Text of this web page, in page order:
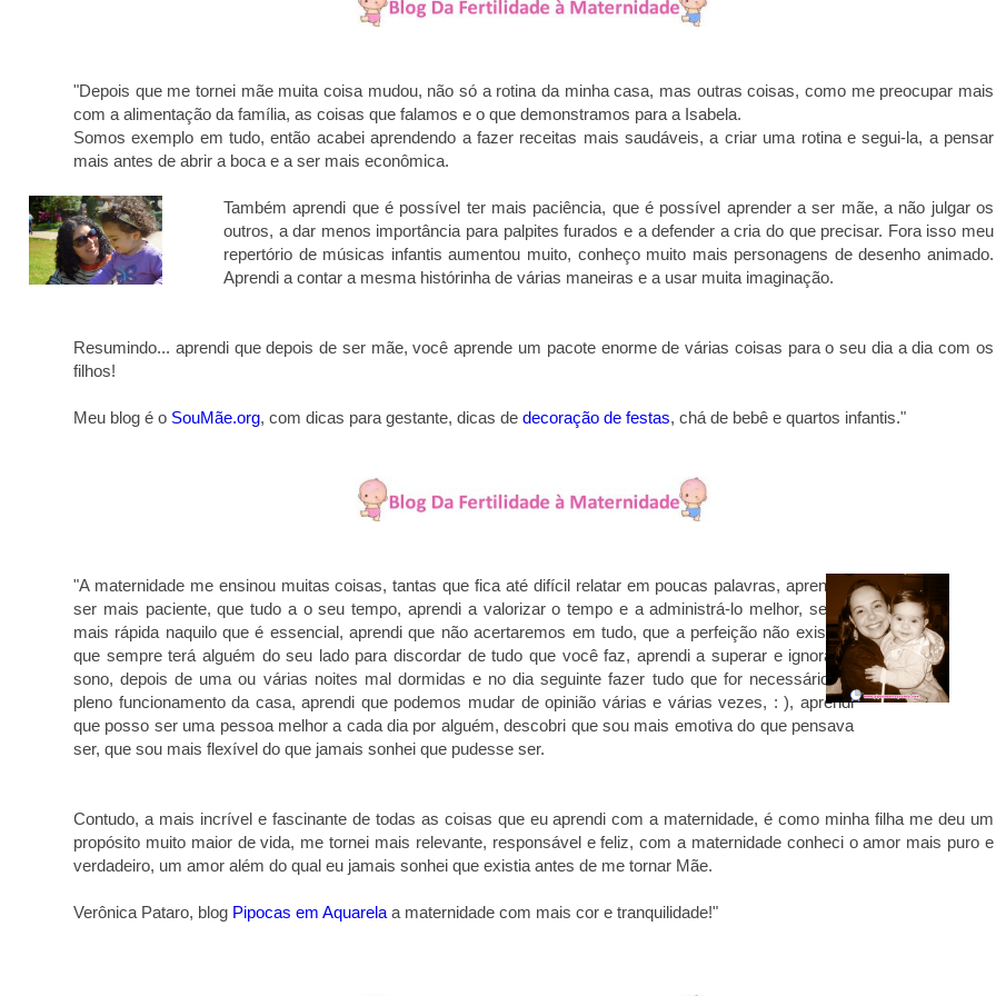
"Depois que me tornei mãe muita coisa mudou, não só a rotina da minha casa, mas outras coisas, como me preocupar mais
com a alimentação da família, as coisas que falamos e o que demonstramos para a Isabela.
Somos exemplo em tudo, então acabei aprendendo a fazer receitas mais saudáveis, a criar uma rotina e segui-la, a pensar
mais antes de abrir a boca e a ser mais econômica.
Também aprendi que é possível ter mais paciência, que é possível aprender a ser mãe, a não julgar os
outros, a dar menos importância para palpites furados e a defender a cria do que precisar. Fora isso meu
repertório de músicas infantis aumentou muito, conheço muito mais personagens de desenho animado.
Aprendi a contar a mesma histórinha de várias maneiras e a usar muita imaginação.
Resumindo... aprendi que depois de ser mãe, você aprende um pacote enorme de várias coisas para o seu dia a dia com os
filhos!
Meu blog é o SouMãe.org, com dicas para gestante, dicas de decoração de festas, chá de bebê e quartos infantis."
"A maternidade me ensinou muitas coisas, tantas que fica até difícil relatar em poucas palavras, aprendi a
ser mais paciente, que tudo a o seu tempo, aprendi a valorizar o tempo e a administrá-lo melhor, sendo
mais rápida naquilo que é essencial, aprendi que não acertaremos em tudo, que a perfeição não existe e
que sempre terá alguém do seu lado para discordar de tudo que você faz, aprendi a superar e ignorar o
sono, depois de uma ou várias noites mal dormidas e no dia seguinte fazer tudo que for necessário ao
pleno funcionamento da casa, aprendi que podemos mudar de opinião várias e várias vezes, : ), aprendi
que posso ser uma pessoa melhor a cada dia por alguém, descobri que sou mais emotiva do que pensava
ser, que sou mais flexível do que jamais sonhei que pudesse ser.
Contudo, a mais incrível e fascinante de todas as coisas que eu aprendi com a maternidade, é como minha filha me deu um
propósito muito maior de vida, me tornei mais relevante, responsável e feliz, com a maternidade conheci o amor mais puro e
verdadeiro, um amor além do qual eu jamais sonhei que existia antes de me tornar Mãe.
Verônica Pataro, blog Pipocas em Aquarela a maternidade com mais cor e tranquilidade!"